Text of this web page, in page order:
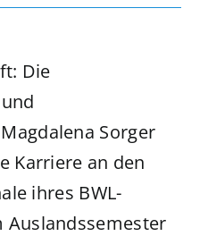
Die
Sorger
Karriere an den
ihres BWL-
Auslandssemester